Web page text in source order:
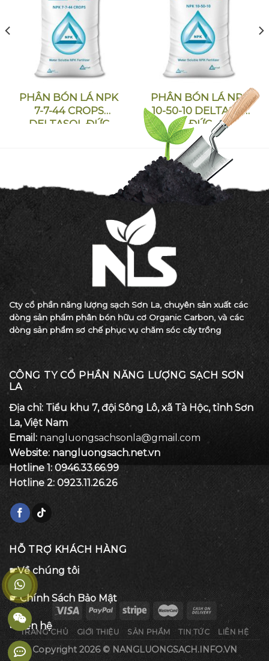
PHÂN BÓN LÁ NPK
7-7-44 CROPS
DELTASOL ĐỨC
PHÂN BÓN LÁ NPK
10-50-10 DELTASOL
ĐỨC
Cty cổ phần năng lượng sạch Sơn La, chuyên sản xuất các
dòng sản phẩm phân bón hữu cơ Organic Carbon, và các
dòng sản phẩm sơ chế phục vụ chăm sóc cây trồng
CÔNG TY CỔ PHẦN NĂNG LƯỢNG SẠCH SƠN
LA
Địa chỉ: Tiểu khu 7, đội Sông Lô, xã Tà Hộc, tỉnh Sơn
La, Việt Nam
Email: nangluongsachsonla@gmail.com
Website: nangluongsach.net.vn
Hotline 1:0946.33.66.99
Hotline 2: 0923.11.26.26
HỖ TRỢ KHÁCH HÀNG
☛Về chúng tôi
☛ Chính Sách Bảo Mật
☛Liên hệ
TRANG CHỦ GIỚI THIỆU SẢN PHẨM TIN TỨC LIÊN HỆ
Copyright 2026 © NANGLUONGSACH.INFO.VN